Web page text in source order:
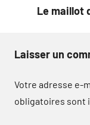
Le maillot
Laisser un
Votre adresse e-
obligatoires sont